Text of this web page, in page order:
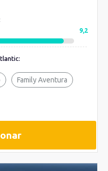
9,2
Family Aventura